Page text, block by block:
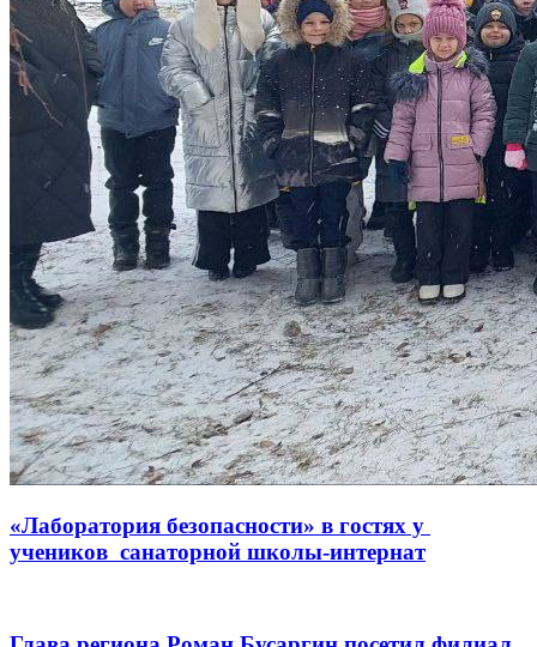
«Лаборатория безопасности» в гостях у
учеников санаторной школы-интернат